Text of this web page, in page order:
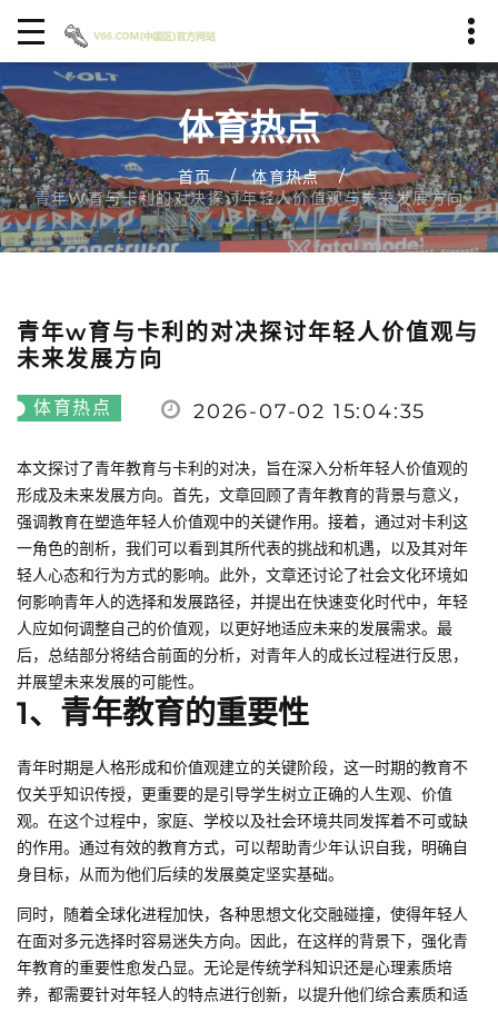
体育热点
首页
体育热点
青年W育与卡利的对决探讨年轻人价值观与未来发展方向
青年w育与卡利的对决探讨年轻人价值观与
未来发展方向
体育热点 2026-07-02 15:04:35
本文探讨了青年教育与卡利的对决，旨在深入分析年轻人价值观的
形成及未来发展方向。首先，文章回顾了青年教育的背景与意义，
强调教育在塑造年轻人价值观中的关键作用。接着，通过对卡利这
一角色的剖析，我们可以看到其所代表的挑战和机遇，以及其对年
轻人心态和行为方式的影响。此外，文章还讨论了社会文化环境如
何影响青年人的选择和发展路径，并提出在快速变化时代中，年轻
人应如何调整自己的价值观，以更好地适应未来的发展需求。最
后，总结部分将结合前面的分析，对青年人的成长过程进行反思，
并展望未来发展的可能性。
1、青年教育的重要性
青年时期是人格形成和价值观建立的关键阶段，这一时期的教育不
仅关乎知识传授，更重要的是引导学生树立正确的人生观、价值
观。在这个过程中，家庭、学校以及社会环境共同发挥着不可或缺
的作用。通过有效的教育方式，可以帮助青少年认识自我，明确自
身目标，从而为他们后续的发展奠定坚实基础。
同时，随着全球化进程加快，各种思想文化交融碰撞，使得年轻人
在面对多元选择时容易迷失方向。因此，在这样的背景下，强化青
年教育的重要性愈发凸显。无论是传统学科知识还是心理素质培
养，都需要针对年轻人的特点进行创新，以提升他们综合素质和适